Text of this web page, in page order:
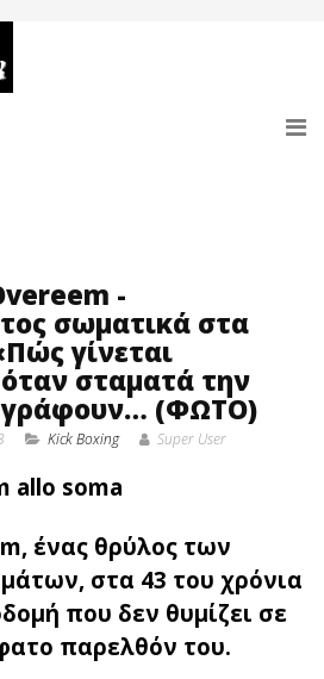
-
σωματικά στα
γίνεται
σταματά την
(ΦΩΤΟ)
Κick Boxing Super User
ένας θρύλος των
στα 43 του χρόνια
που δεν θυμίζει σε
παρελθόν του.